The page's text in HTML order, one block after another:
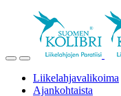
Liikelahjavalikoima
Ajankohtaista